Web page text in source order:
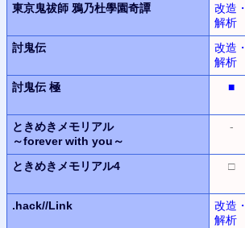
東京鬼祓師 鴉乃杜學園奇譚
改造・
解析
討鬼伝
改造・
解析
討鬼伝 極
■
ときめきメモリアル
～forever with you～
-
ときめきメモリアル4
□
.hack//Link
改造・
解析